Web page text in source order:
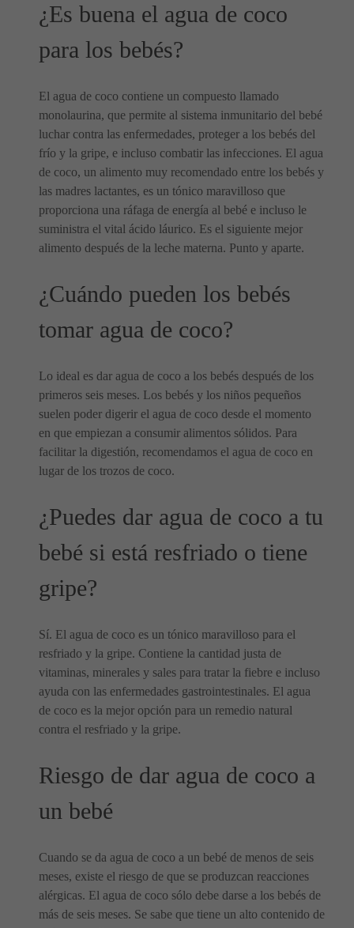
¿Es buena el agua de coco
para los bebés?
El agua de coco contiene un compuesto llamado
monolaurina, que permite al sistema inmunitario del bebé
luchar contra las enfermedades, proteger a los bebés del
frío y la gripe, e incluso combatir las infecciones. El agua
de coco, un alimento muy recomendado entre los bebés y
las madres lactantes, es un tónico maravilloso que
proporciona una ráfaga de energía al bebé e incluso le
suministra el vital ácido láurico. Es el siguiente mejor
alimento después de la leche materna. Punto y aparte.
¿Cuándo pueden los bebés
tomar agua de coco?
Lo ideal es dar agua de coco a los bebés después de los
primeros seis meses. Los bebés y los niños pequeños
suelen poder digerir el agua de coco desde el momento
en que empiezan a consumir alimentos sólidos. Para
facilitar la digestión, recomendamos el agua de coco en
lugar de los trozos de coco.
¿Puedes dar agua de coco a tu
bebé si está resfriado o tiene
gripe?
Sí. El agua de coco es un tónico maravilloso para el
resfriado y la gripe. Contiene la cantidad justa de
vitaminas, minerales y sales para tratar la fiebre e incluso
ayuda con las enfermedades gastrointestinales. El agua
de coco es la mejor opción para un remedio natural
contra el resfriado y la gripe.
Riesgo de dar agua de coco a
un bebé
Cuando se da agua de coco a un bebé de menos de seis
meses, existe el riesgo de que se produzcan reacciones
alérgicas. El agua de coco sólo debe darse a los bebés de
más de seis meses. Se sabe que tiene un alto contenido de